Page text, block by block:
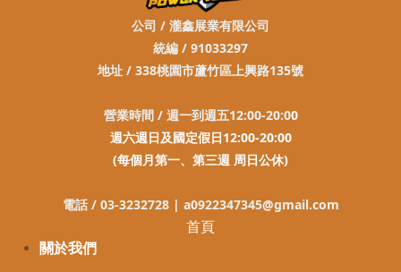
公司 / 瀧鑫展業有限公司
統編 / 91033297
地址 / 338桃園市蘆竹區上興路135號
營業時間 / 週一到週五12:00-20:00
週六週日及國定假日12:00-20:00
(每個月第一、第三週 周日公休)
電話 / 03-3232728 | a0922347345@gmail.com
首頁
關於我們